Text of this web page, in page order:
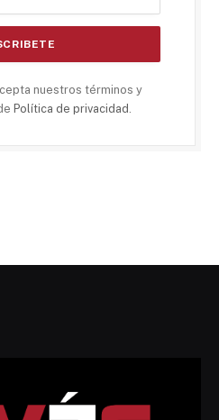
nuestros términos y
Política de privacidad .